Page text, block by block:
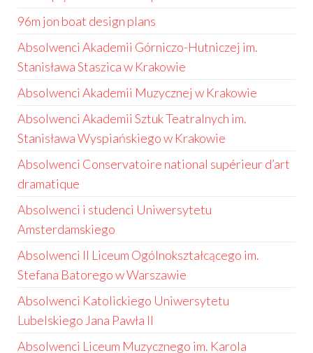
96m jon boat design plans
Absolwenci Akademii Górniczo-Hutniczej im.
Stanisława Staszica w Krakowie
Absolwenci Akademii Muzycznej w Krakowie
Absolwenci Akademii Sztuk Teatralnych im.
Stanisława Wyspiańskiego w Krakowie
Absolwenci Conservatoire national supérieur d’art
dramatique
Absolwenci i studenci Uniwersytetu
Amsterdamskiego
Absolwenci II Liceum Ogólnokształcącego im.
Stefana Batorego w Warszawie
Absolwenci Katolickiego Uniwersytetu
Lubelskiego Jana Pawła II
Absolwenci Liceum Muzycznego im. Karola